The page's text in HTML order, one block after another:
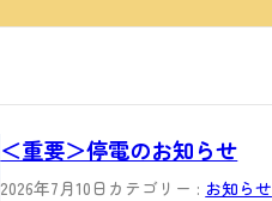
＜重要＞停電のお知らせ
2026年7月10日 カテゴリー : お知らせ